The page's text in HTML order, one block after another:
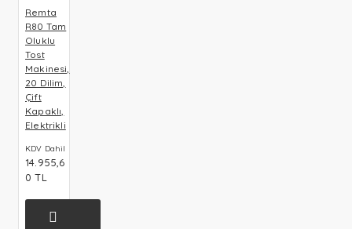
Remta
R80 Tam
Oluklu
Tost
Makinesi,
20 Dilim,
Çift
Kapaklı,
Elektrikli
KDV Dahil
14.955,6
0 TL